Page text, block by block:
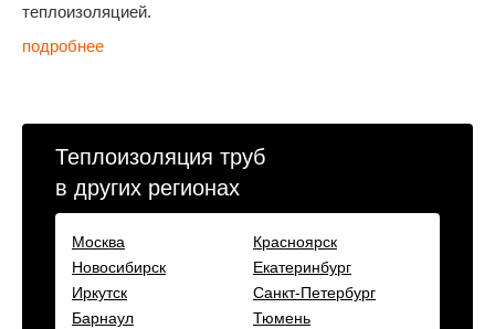
теплоизоляцией.
подробнее
Теплоизоляция труб
в других регионах
Москва
Красноярск
Новосибирск
Екатеринбург
Иркутск
Санкт-Петербург
Барнаул
Тюмень